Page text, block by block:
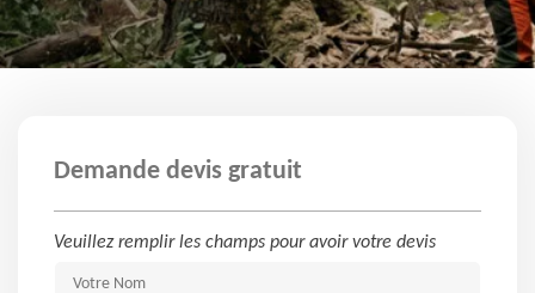
Demande devis gratuit
Veuillez remplir les champs pour avoir votre devis